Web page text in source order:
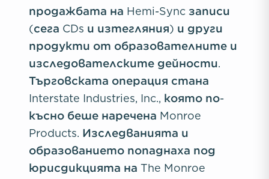
продажбата на Hemi-Sync записи
(сега CDs и изтегляния) и други
продукти от образователните и
изследователските дейности.
Търговската операция стана
Interstate Industries, Inc., която по-
късно беше наречена Monroe
Products. Изследванията и
образованието попаднаха под
юрисдикцията на The Monroe